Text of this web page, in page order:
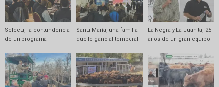
Selecta, la contundencia
de un programa
Santa María, una familia
que le ganó al temporal
La Negra y La Juanita, 25
años de un gran equipo